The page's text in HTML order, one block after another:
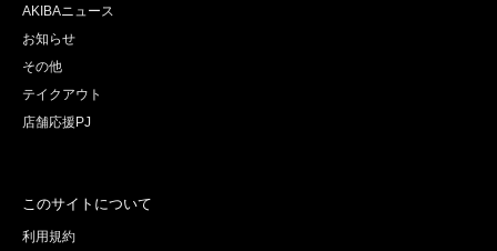
AKIBAニュース
お知らせ
その他
テイクアウト
店舗応援PJ
このサイトについて
利用規約